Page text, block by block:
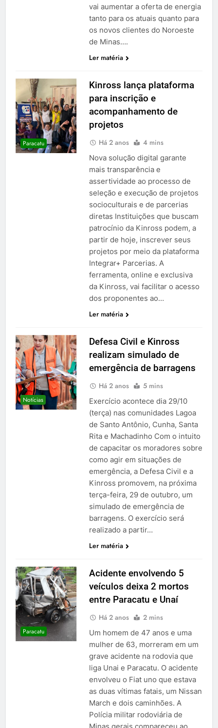
vai aumentar a oferta de energia
tanto para os atuais quanto para
os novos clientes do Noroeste
de Minas….
Ler matéria
Paracatu
Kinross lança plataforma
para inscrição e
acompanhamento de
projetos
Há 2 anos 4 mins
Nova solução digital garante
mais transparência e
assertividade ao processo de
seleção e execução de projetos
socioculturais e de parcerias
diretas Instituições que buscam
patrocínio da Kinross podem, a
partir de hoje, inscrever seus
projetos por meio da plataforma
Integrar+ Parcerias. A
ferramenta, online e exclusiva
da Kinross, vai facilitar o acesso
dos proponentes ao…
Ler matéria
Notícias
Defesa Civil e Kinross
realizam simulado de
emergência de barragens
Há 2 anos 5 mins
Exercício acontece dia 29/10
(terça) nas comunidades Lagoa
de Santo Antônio, Cunha, Santa
Rita e Machadinho Com o intuito
de capacitar os moradores sobre
como agir em situações de
emergência, a Defesa Civil e a
Kinross promovem, na próxima
terça-feira, 29 de outubro, um
simulado de emergência de
barragens. O exercício será
realizado a partir…
Ler matéria
Paracatu
Acidente envolvendo 5
veículos deixa 2 mortos
entre Paracatu e Unaí
Há 2 anos 2 mins
Um homem de 47 anos e uma
mulher de 63, morreram em um
grave acidente na rodovia que
liga Unai e Paracatu. O acidente
envolveu o Fiat uno que estava
as duas vítimas fatais, um Nissan
March e dois caminhões. A
Polícia militar rodoviária de